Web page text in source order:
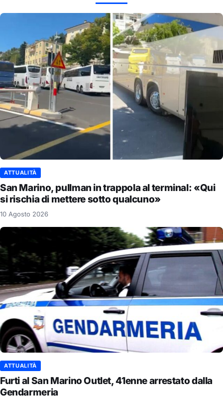
ATTUALITÀ
San Marino, pullman in trappola al terminal: «Qui
si rischia di mettere sotto qualcuno»
10 Agosto 2026
ATTUALITÀ
Furti al San Marino Outlet, 41enne arrestato dalla
Gendarmeria